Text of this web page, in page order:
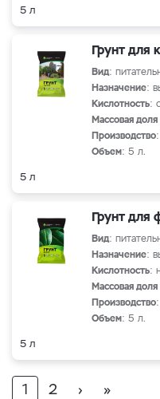
5 л
Грунт для
Вид:
Назначение:
Кислотность:
Массовая доля
Производство
Объем: 5 л.
5 л
Грунт для
Вид:
Назначение:
Кислотность:
Массовая доля
Производство
Объем: 5 л.
5 л
1 2 › »